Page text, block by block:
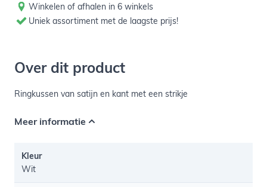
Winkelen of afhalen in 6 winkels
Uniek assortiment met de laagste prijs!
Over dit product
Ringkussen van satijn en kant met een strikje
Meer informatie
Kleur
Wit